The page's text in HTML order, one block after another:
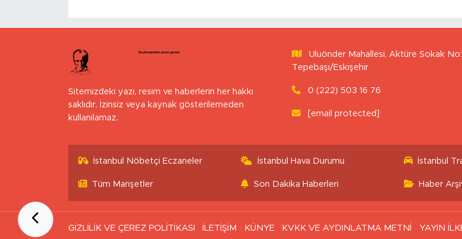
Sitemizdeki yazı, resim ve haberlerin her hakkı
saklıdır. İzinsiz veya kaynak gösterilemeden
kullanılamaz.
Uluönder Mahallesi, Aktüre Sokak
Tepebaşı/Eskişehir
0 (222) 503 16 76
[email protected]
İstanbul Nöbetçi Eczaneler İstanbul Hava Durumu İstanbul
Tüm Manşetler Son Dakika Haberleri Haber
GİZLİLİK VE ÇEREZ POLİTİKASI İLETİŞİM KÜNYE KVKK VE AYDINLATMA METNİ YAYIN